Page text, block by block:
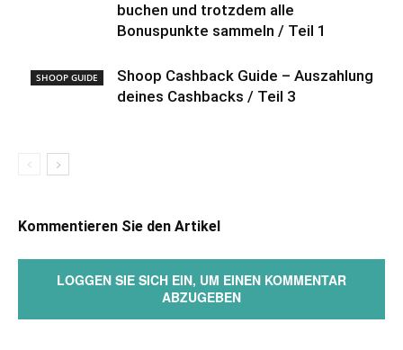
buchen und trotzdem alle
Bonuspunkte sammeln / Teil 1
SHOOP GUIDE
Shoop Cashback Guide – Auszahlung
deines Cashbacks / Teil 3
Kommentieren Sie den Artikel
LOGGEN SIE SICH EIN, UM EINEN KOMMENTAR
ABZUGEBEN